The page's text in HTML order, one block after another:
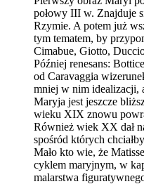
połowy III w. Znajduje
Rzymie. A potem już
tym tematem, by
Cimabue, Giotto,
Później renesans:
od Caravaggia
mniej w nim idealizacji,
Maryja jest jeszcze
wieku XIX znowu
Również wiek XX dał
spośród których
Mało kto wie, że
cyklem maryjnym, w
malarstwa